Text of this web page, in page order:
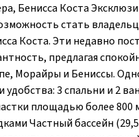
Бенисса Коста
стать
Коста. Эти недавно
предлагая
Морайры и Бениссы.
3 спальни и 2
площадью более
Частный бассейн